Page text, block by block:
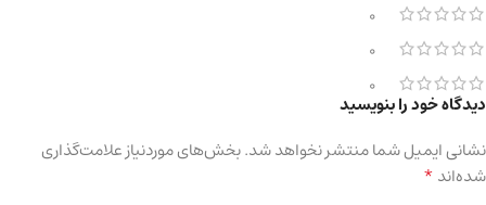
0
0
0
دیدگاه خود را بنویسید
نشانی ایمیل شما منتشر نخواهد شد.بخش‌های موردنیاز علامت‌گذاری
شده‌اند*